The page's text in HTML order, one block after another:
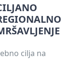
cilja na